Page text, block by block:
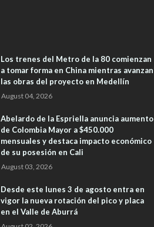
Los trenes del Metro de la 80 comienzan
a tomar forma en China mientras avanzan
las obras del proyecto en Medellín
August 04, 2026
Abelardo de la Espriella anuncia aumento
de Colombia Mayor a $450.000
mensuales y destaca impacto económico
de su posesión en Cali
August 03, 2026
Desde este lunes 3 de agosto entra en
vigor la nueva rotación del pico y placa
en el Valle de Aburrá